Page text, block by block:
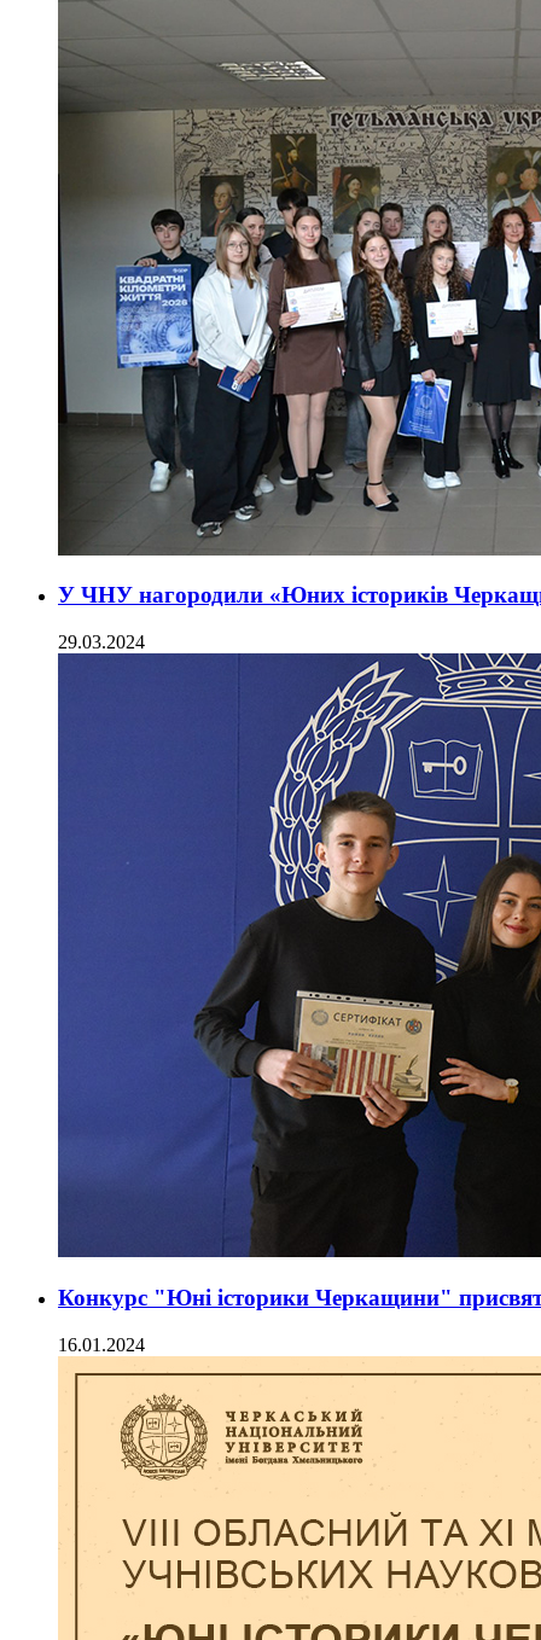
У ЧНУ нагородили «Юних істориків
29.03.2024
Конкурс "Юні історики Черкащини"
16.01.2024